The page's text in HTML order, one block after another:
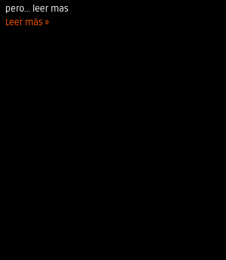
pero... leer mas
Leer más »